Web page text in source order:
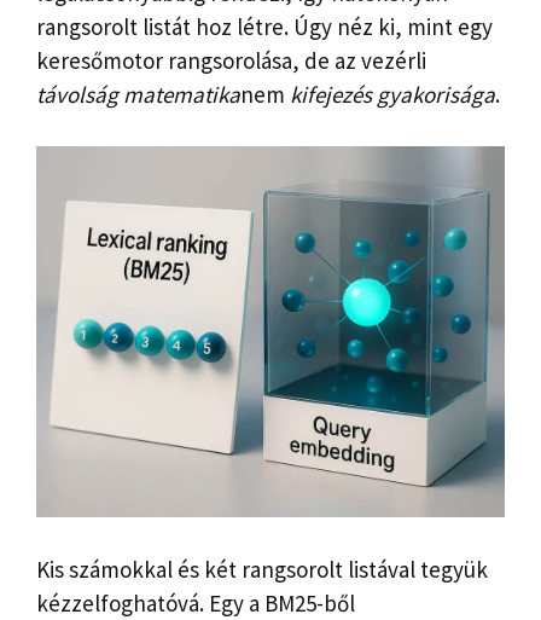
rangsorolt ​​listát hoz létre. Úgy néz ki, mint egy
keresőmotor rangsorolása, de az vezérli
távolság matematikanem kifejezés gyakorisága.
Kis számokkal és két rangsorolt ​​listával tegyük
kézzelfoghatóvá. Egy a BM25-ből